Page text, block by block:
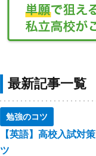
最新記事一覧
勉強のコツ
【英語】高校入試対
ツ